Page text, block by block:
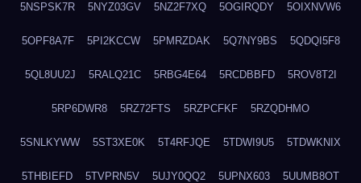
5NSPSK7R 5NYZ03GV 5NZ2F7XQ 5OGIRQDY 5OIXNVW6
5OPF8A7F 5PI2KCCW 5PMRZDAK 5Q7NY9BS 5QDQI5F8
5QL8UU2J 5RALQ21C 5RBG4E64 5RCDBBFD 5ROV8T2I
5RP6DWR8 5RZ72FTS 5RZPCFKF 5RZQDHMO
5SNLKYWW 5ST3XE0K 5T4RFJQE 5TDWI9U5 5TDWKNIX
5THBIEFD 5TVPRN5V 5UJY0QQ2 5UPNX603 5UUMB8OT